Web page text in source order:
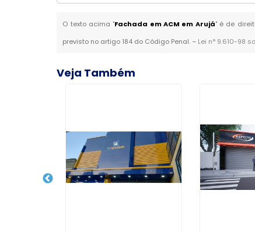
O texto acima "Fachada em ACM em Arujá" é de
previsto no artigo 184 do Código Penal. – Lei n° 9.610-98
Veja Também